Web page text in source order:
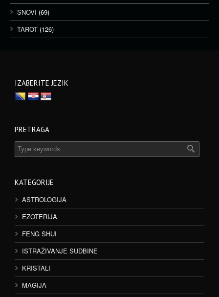
SNOVI (69)
TAROT (126)
IZABERITE JEZIK
PRETRAGA
KATEGORIJE
ASTROLOGIJA
EZOTERIJA
FENG SHUI
ISTRAŽIVANJE SUDBINE
KRISTALI
MAGIJA